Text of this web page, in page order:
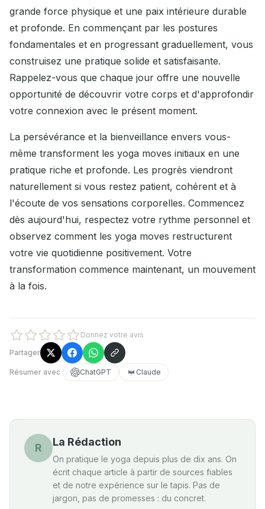
grande force physique et une paix intérieure durable
et profonde. En commençant par les postures
fondamentales et en progressant graduellement, vous
construisez une pratique solide et satisfaisante.
Rappelez-vous que chaque jour offre une nouvelle
opportunité de découvrir votre corps et d'approfondir
votre connexion avec le présent moment.
La persévérance et la bienveillance envers vous-
même transforment les yoga moves initiaux en une
pratique riche et profonde. Les progrès viendront
naturellement si vous restez patient, cohérent et à
l'écoute de vos sensations corporelles. Commencez
dès aujourd'hui, respectez votre rythme personnel et
observez comment les yoga moves restructurent
votre vie quotidienne positivement. Votre
transformation commence maintenant, un mouvement
à la fois.
Donnez votre avis
Partager
Résumer avec ChatGPT Claude
R La Rédaction
On pratique le yoga depuis plus de dix ans. On
écrit chaque article à partir de sources fiables
et de notre expérience sur le tapis. Pas de
jargon, pas de promesses : du concret.